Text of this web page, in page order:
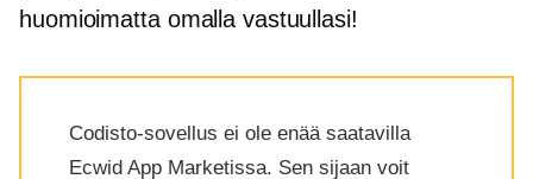
huomioimatta omalla vastuullasi!
Codisto-sovellus ei ole enää saatavilla
Ecwid App Marketissa. Sen sijaan voit